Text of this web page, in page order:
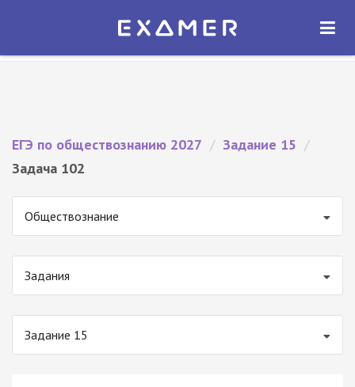
Экзамер — ЕГЭ 2027
ОТКРЫТЬ
ЕГЭ по обществознанию 2027 / Задание 15 /
Задача 102
Обществознание
Задания
Задание 15